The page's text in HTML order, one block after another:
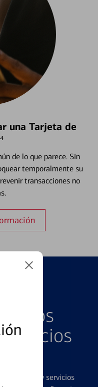
una Tarjeta de
de lo que parece. Sin
temporalmente su
transacciones no
productos y servicios